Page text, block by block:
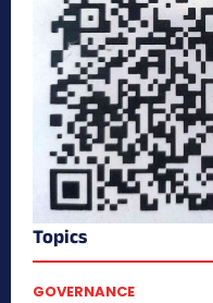
Topics
GOVERNANCE